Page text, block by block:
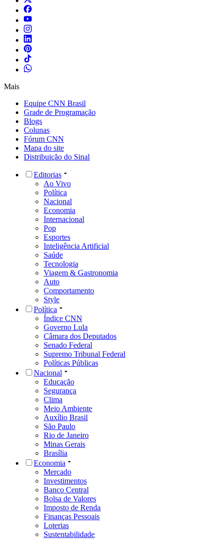
Mais
Equipe CNN Brasil
Grade de Programação
Blogs
Colunas
Fórum CNN
Mapa do site
Distribuição do Sinal
Editorias
Ao Vivo
Política
Nacional
Economia
Internacional
Pop
Esportes
Inteligência Artificial
Saúde
Tecnologia
Viagem & Gastronomia
Auto
Comportamento
Style
Política
Índice CNN
Governo Lula
Câmara dos Deputados
Senado Federal
Supremo Tribunal Federal
Políticas Públicas
Nacional
Educação
Segurança
Clima
Meio Ambiente
Auxílio Brasil
São Paulo
Rio de Janeiro
Minas Gerais
Brasília
Economia
Mercado
Investimentos
Banco Central
Bolsa de Valores
Imposto de Renda
Finanças Pessoais
Loterias
Sustentabilidade